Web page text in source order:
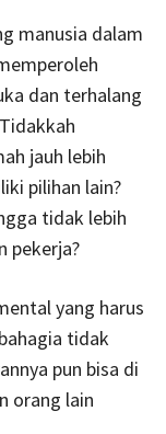
manusia dalam
dan terhalang
jauh lebih
pilihan lain?
tidak lebih
pekerja?
yang harus
tidak
pun bisa di
orang lain